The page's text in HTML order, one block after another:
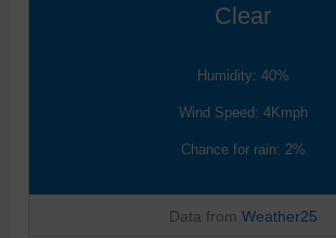
Clear
Humidity: 40%
Wind Speed: 4Kmph
Chance for rain: 2%
Data from Weather25